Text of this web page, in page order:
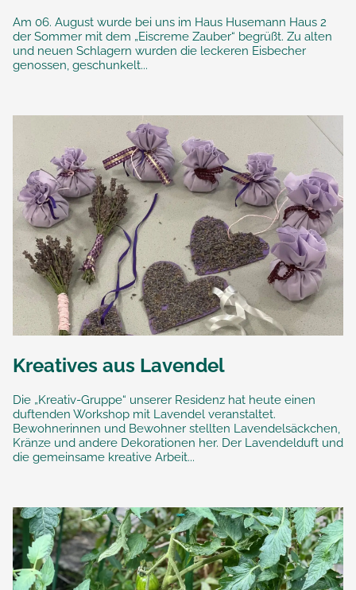
Am 06. August wurde bei uns im Haus Husemann Haus 2
der Sommer mit dem „Eiscreme Zauber“ begrüßt. Zu alten
und neuen Schlagern wurden die leckeren Eisbecher
genossen, geschunkelt...
Kreatives aus Lavendel
Die „Kreativ-Gruppe“ unserer Residenz hat heute einen
duftenden Workshop mit Lavendel veranstaltet.
Bewohnerinnen und Bewohner stellten Lavendelsäckchen,
Kränze und andere Dekorationen her. Der Lavendelduft und
die gemeinsame kreative Arbeit...